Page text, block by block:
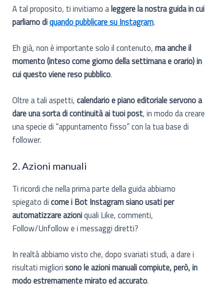
A tal proposito, ti invitiamo aleggere la nostra guida in cui
parliamo diquando pubblicare su Instagram.
Eh già, non è importante solo il contenuto,ma anche il
momento (inteso come giorno della settimana e orario) in
cui questo viene reso pubblico.
Oltre a tali aspetti,calendario e piano editoriale servono a
dare una sorta di continuità ai tuoi post, in modo da creare
una specie di “appuntamento fisso” con la tua base di
follower.
2. Azioni manuali
Ti ricordi che nella prima parte della guida abbiamo
spiegato dicome i Bot Instagram siano usati per
automatizzare azioniquali Like, commenti,
Follow/Unfollow e i messaggi diretti?
In realtà abbiamo visto che, dopo svariati studi, a dare i
risultati migliori sono le azioni manuali compiute, però, in
modo estremamente mirato ed accurato.